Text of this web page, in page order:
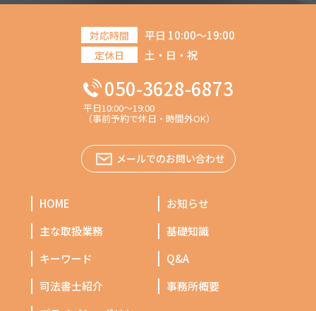
対応時間 平日 10:00～19:00
定休日 土・日・祝
050-3628-6873
平日10:00～19:00
（事前予約で休日・時間外OK）
メールでのお問い合わせ
HOME
お知らせ
主な取扱業務
基礎知識
キーワード
Q&A
司法書士紹介
事務所概要